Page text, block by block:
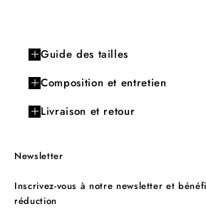
Guide des tailles
Composition et entretien
Livraison et retour
Newsletter
Inscrivez-vous à notre newsletter et
réduction